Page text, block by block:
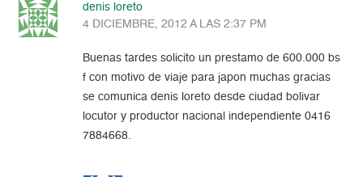
denis loreto
4 DICIEMBRE, 2012 A LAS 2:37 PM
Buenas tardes solicito un prestamo de 600.000 bs
f con motivo de viaje para japon muchas gracias
se comunica denis loreto desde ciudad bolivar
locutor y productor nacional independiente 0416
7884668.